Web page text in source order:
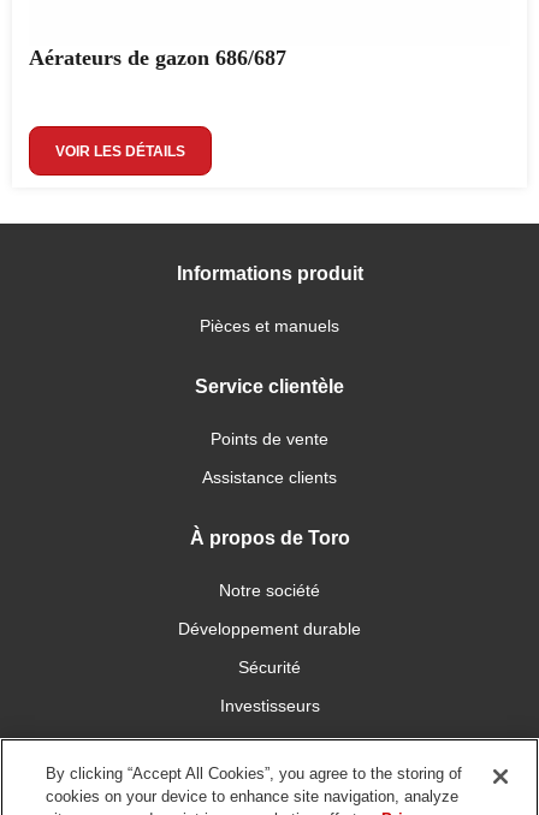
Aérateurs de gazon 686/687
VOIR LES DÉTAILS
Informations produit
Pièces et manuels
Service clientèle
Points de vente
Assistance clients
À propos de Toro
Notre société
Développement durable
Sécurité
Investisseurs
Carrières
Connectez-vous avec nous
By clicking “Accept All Cookies”, you agree to the storing of
cookies on your device to enhance site navigation, analyze